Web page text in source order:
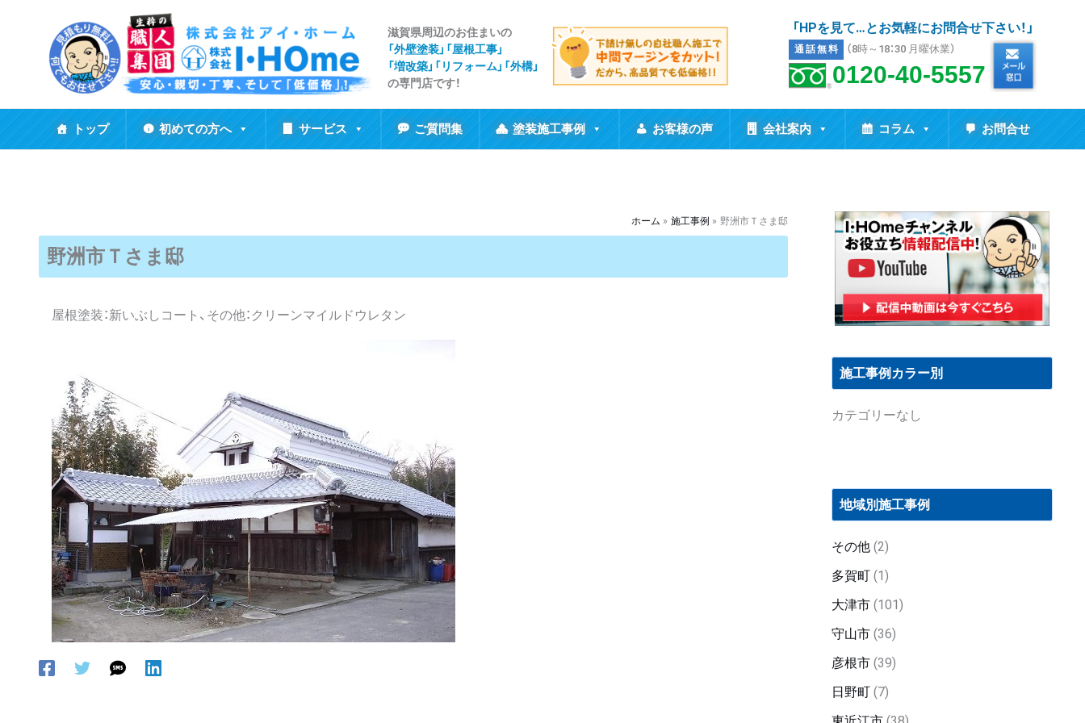
ッ
プ
滋賀県周辺のお住まいの
「外壁塗装」「屋根工事」
「増改築」「リフォーム」「外構」
の専門店です！
「HPを見て…とお気軽にお問合せ下さい！」
通話無料 （8時～18：30 月曜休業）
0120-40-5557
トップ 初めての方へ サービス ご質問集 塗装施工事例 お客様の声 会社案内 コラム お問合せ
ホーム 施工事例 野洲市Ｔさま邸
野洲市Ｔさま邸
屋根塗装：新いぶしコート、その他：クリーンマイルドウレタン
施工事例カラー別
カテゴリーなし
地域別施工事例
その他 (2)
多賀町 (1)
大津市 (101)
守山市 (36)
彦根市 (39)
日野町 (7)